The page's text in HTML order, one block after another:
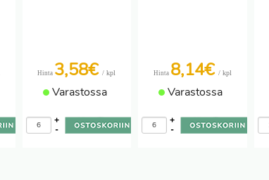
Hinta 3,58€/ kpl
Varastossa
-
+
Hinta 8,14€/ kpl
Varastossa
-
+